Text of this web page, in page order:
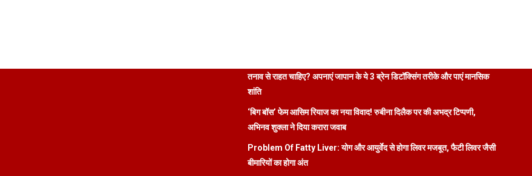
तनाव से राहत चाहिए? अपनाएं जापान के ये 3 ब्रेन डिटॉक्सिंग तरीके और पाएं मानसिक
शांति
‘बिग बॉस’ फेम आसिम रियाज का नया विवाद! रुबीना दिलैक पर की अभद्र टिप्पणी,
अभिनव शुक्ला ने दिया करारा जवाब
Problem Of Fatty Liver: योग और आयुर्वेद से होगा लिवर मजबूत, फैटी लिवर जैसी
बीमारियों का होगा अंत